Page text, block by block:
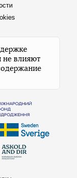
влияют